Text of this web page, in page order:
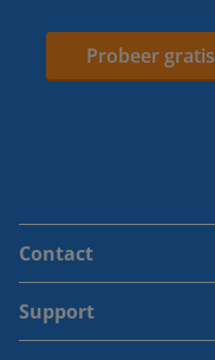
Probeer gratis
Contact
Support